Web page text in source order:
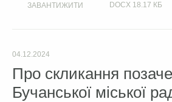
ЗАВАНТИЖИТИ DOCX 18.17 КБ
04.12.2024
Про скликання
Бучанської міської